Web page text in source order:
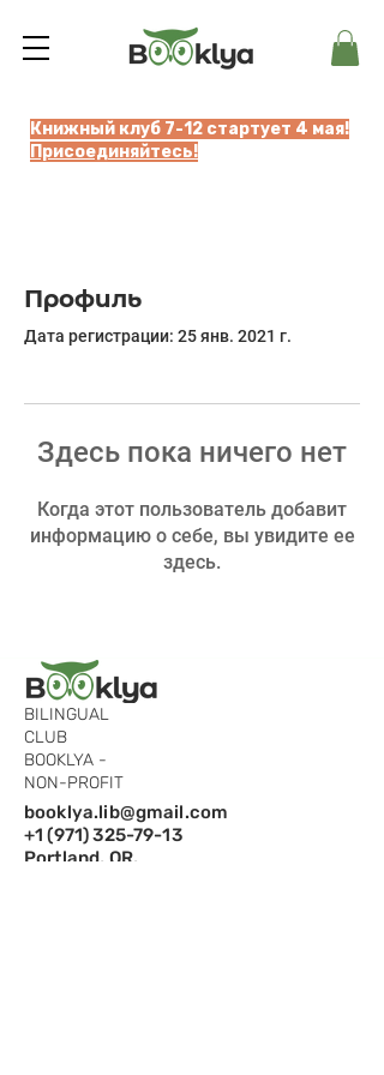
Книжный клуб 7-12 стартует 4 мая!
Присоединяйтесь!
Профиль
Дата регистрации: 25 янв. 2021 г.
Здесь пока ничего нет
Когда этот пользователь добавит
информацию о себе, вы увидите ее
здесь.
BILINGUAL
CLUB
BOOKLYA -
NON-PROFIT
booklya.lib@gmail.com
+1 (971) 325-79-13
Portland, OR,